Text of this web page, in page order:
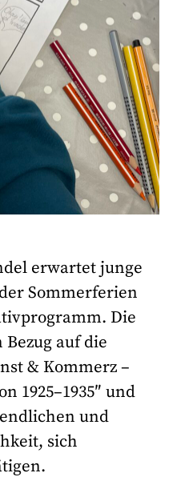
erwartet junge
Sommerferien
Die
auf die
& Kommerz –
1925–1935″ und
und
sich